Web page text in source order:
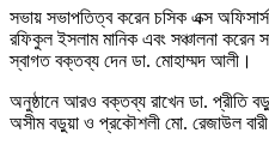
সভায় সভাপতিত্ব করেন চসিক এক্স
রফিকুল ইসলাম মানিক এবং সঞ্চালনা করেন
স্বাগত বক্তব্য দেন ডা. মোহাম্মদ আলী।
অনুষ্ঠানে আরও বক্তব্য রাখেন ডা. প্রীতি
অসীম বড়ুয়া ও প্রকৌশলী মো. রেজাউল